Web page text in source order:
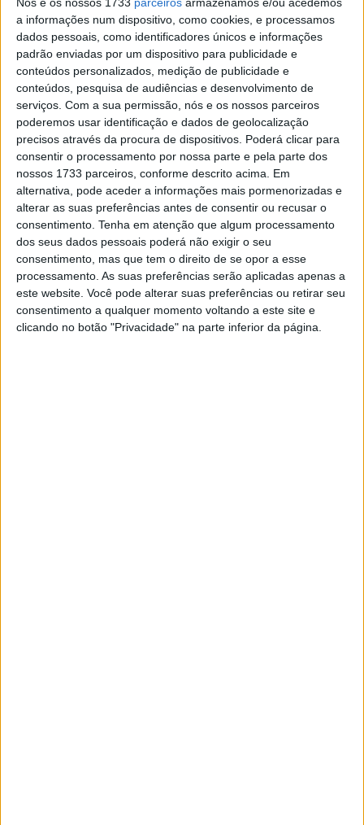
Nós e os nossos 1733 parceiros armazenamos e/ou acedemos
a informações num dispositivo, como cookies, e processamos
dados pessoais, como identificadores únicos e informações
padrão enviadas por um dispositivo para publicidade e
conteúdos personalizados, medição de publicidade e
conteúdos, pesquisa de audiências e desenvolvimento de
serviços. Com a sua permissão, nós e os nossos parceiros
poderemos usar identificação e dados de geolocalização
precisos através da procura de dispositivos. Poderá clicar para
consentir o processamento por nossa parte e pela parte dos
nossos 1733 parceiros, conforme descrito acima. Em
alternativa, pode aceder a informações mais pormenorizadas e
alterar as suas preferências antes de consentir ou recusar o
consentimento. Tenha em atenção que algum processamento
dos seus dados pessoais poderá não exigir o seu
consentimento, mas que tem o direito de se opor a esse
processamento. As suas preferências serão aplicadas apenas a
este website. Você pode alterar suas preferências ou retirar seu
consentimento a qualquer momento voltando a este site e
clicando no botão "Privacidade" na parte inferior da página.
o fabricante alemão conseguiu um avanço graças ao
excecional piloto Toprak Razgatlioglu, que pode tornar-
se campeão do mundo mais cedo na próxima ronda no
Estoril (11-13 de outubro).
Depois do forte acidente em Magny-Cours e de uma
paragem de três semanas por lesão – Toprak falhou as
corridas de França e Cremona – regressou no passado
fim de semana em Aragão e surpreendeu todos com três
segundos lugares.
Em declarações, segundo o site
https://www.speedweek.com, Toprak falou sobre as
melhorias a fazer na sua moto e do fim de semana em
Aragão.
Artigos relacionados